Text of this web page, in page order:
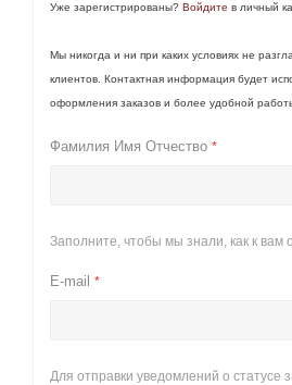
Уже зарегистрированы? Войдите в личный
Мы никогда и ни при каких условиях не
клиентов. Контактная информация будет
оформления заказов и более удобной
Фамилия Имя Отчество *
Заполните, чтобы мы знали, как к вам
E-mail *
Для отправки уведомлений о статусе